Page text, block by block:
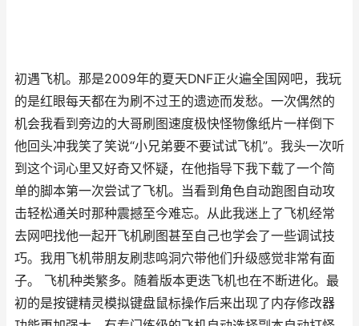
初遇飞机。那是2009年的夏天DNF正火遍全国网吧，我玩
的是红眼每天都在为刷不过王的遗迹而发愁。一次偶然的
机会我看到旁边的大哥刷图速度极快怪物像纸片一样倒下
他回头冲我笑了笑说“小兄弟要不要试试飞机”。我头一次听
到这个词心里又好奇又怀疑，在他指导下我下载了一个简
单的脚本第一次尝试了飞机。当看到角色自动跑图自动攻
击轻松通关时那种震撼至今难忘。从此我迷上了飞机经常
去网吧找他一起开飞机刷图甚至自己也学会了一些调试技
巧。我用飞机带朋友刷悲鸣洞穴带他们升级感觉非常有面
子。 飞机种类繁多。随着版本更迭飞机也在不断进化。最
初的是按键精灵模拟键盘鼠标操作后来出现了内存修改器